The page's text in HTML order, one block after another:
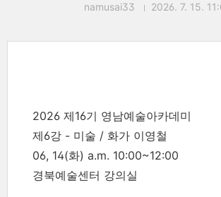
namusai33 2026. 7. 15.
2026 제16기 영남예술아카데미
제6강 - 미술 / 화가 이영철
06, 14(화) a.m. 10:00~12:00
경북예술센터 강의실